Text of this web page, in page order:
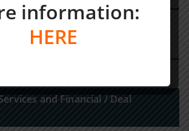
and Financial / Deal
information:
HERE